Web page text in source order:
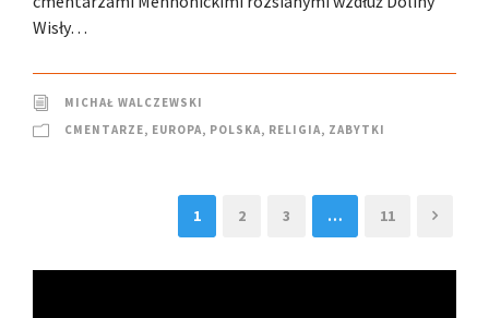
Wisły…
MICHAŁ WALCZEWSKI
CMENTARZE, EUROPA, POLSKA, RELIGIA, ZABYTKI
1 2 3 … 11